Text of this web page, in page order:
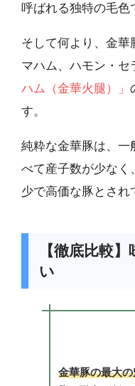
呼ばれる独特の毛色
そして何より、金
マハム、ハモン・セ
ハム（金華火腿）」
す。
純粋な金華豚は、一
べて産子数が少なく
少で高価な豚とされ
【徹底比較
い
金華豚の最大